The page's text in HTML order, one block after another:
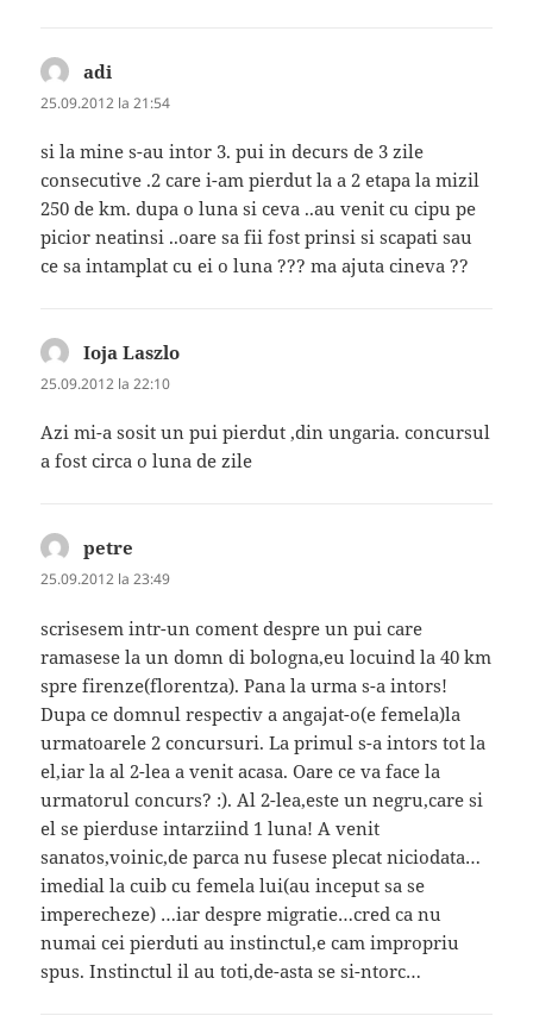
adi
25.09.2012 la 21:54
si la mine s-au intor 3. pui in decurs de 3 zile
consecutive .2 care i-am pierdut la a 2 etapa la mizil
250 de km. dupa o luna si ceva ..au venit cu cipu pe
picior neatinsi ..oare sa fii fost prinsi si scapati sau
ce sa intamplat cu ei o luna ??? ma ajuta cineva ??
Ioja Laszlo
25.09.2012 la 22:10
Azi mi-a sosit un pui pierdut ,din ungaria. concursul
a fost circa o luna de zile
petre
25.09.2012 la 23:49
scrisesem intr-un coment despre un pui care
ramasese la un domn di bologna,eu locuind la 40 km
spre firenze(florentza). Pana la urma s-a intors!
Dupa ce domnul respectiv a angajat-o(e femela)la
urmatoarele 2 concursuri. La primul s-a intors tot la
el,iar la al 2-lea a venit acasa. Oare ce va face la
urmatorul concurs? :). Al 2-lea,este un negru,care si
el se pierduse intarziind 1 luna! A venit
sanatos,voinic,de parca nu fusese plecat niciodata…
imedial la cuib cu femela lui(au inceput sa se
imperecheze) …iar despre migratie…cred ca nu
numai cei pierduti au instinctul,e cam impropriu
spus. Instinctul il au toti,de-asta se si-ntorc…